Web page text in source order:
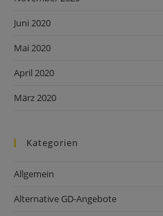
Juni 2020
Mai 2020
April 2020
März 2020
Kategorien
Allgemein
Alternative GD-Angebote